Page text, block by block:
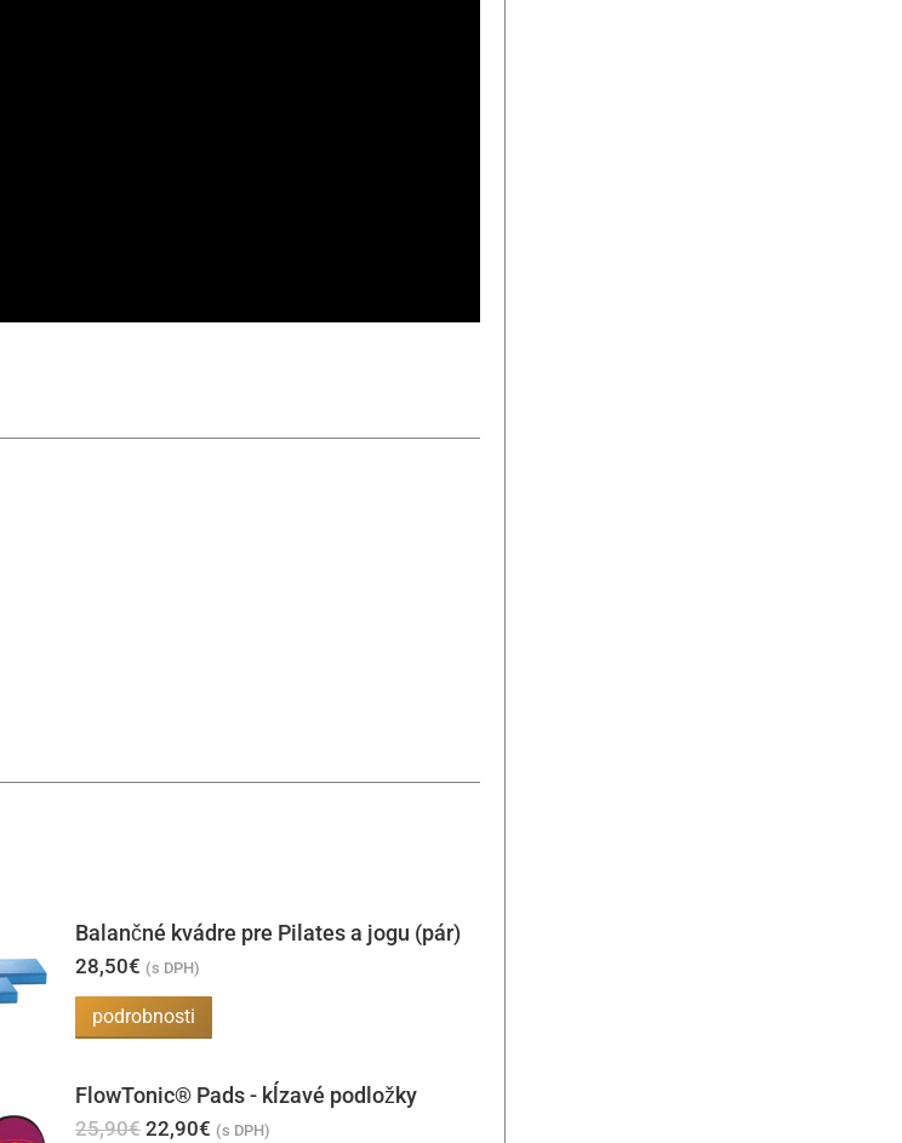
Balančné kvádre pre Pilates a jogu (pár)
28,50€ (s DPH)
podrobnosti
FlowTonic® Pads - kĺzavé podložky
25,90€ Pôvodná
22,90€ Aktuálna
(s DPH)